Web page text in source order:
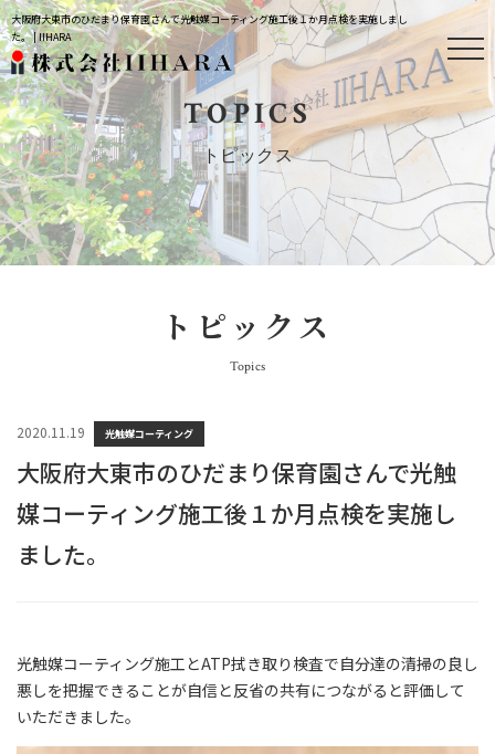
大阪府大東市のひだまり保育園さんで光触媒コーティング施工後１か月点検を実施しまし
た。 | IIHARA
TOPICS
トピックス
トピックス
Topics
2020.11.19 光触媒コーティング
大阪府大東市のひだまり保育園さんで光触
媒コーティング施工後１か月点検を実施し
ました。
光触媒コーティング施工とATP拭き取り検査で自分達の清掃の良し
悪しを把握できることが自信と反省の共有につながると評価して
いただきました。